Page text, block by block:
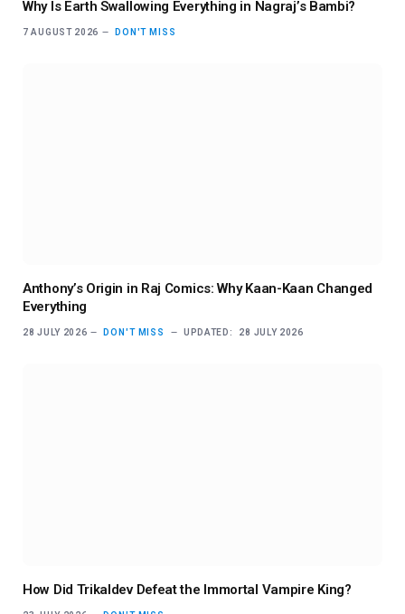
Why Is Earth Swallowing Everything in Nagraj’s Bambi?
7 AUGUST 2026 DON'T MISS
Anthony’s Origin in Raj Comics: Why Kaan-Kaan Changed
Everything
28 JULY 2026 DON'T MISS UPDATED: 28 JULY 2026
How Did Trikaldev Defeat the Immortal Vampire King?